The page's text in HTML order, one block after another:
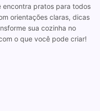
encontra pratos para todos
orientações claras, dicas
sua cozinha no
o que você pode criar!